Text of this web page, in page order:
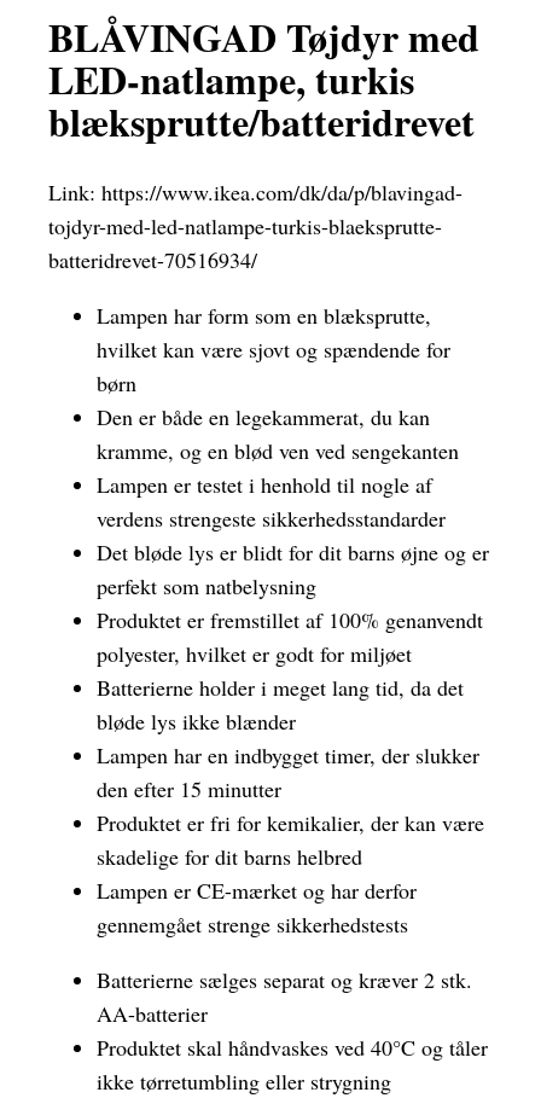
BLÅVINGAD Tøjdyr med
LED-natlampe, turkis
blæksprutte/batteridrevet
Link: https://www.ikea.com/dk/da/p/blavingad-
tojdyr-med-led-natlampe-turkis-blaeksprutte-
batteridrevet-70516934/
Lampen har form som en blæksprutte,
hvilket kan være sjovt og spændende for
børn
Den er både en legekammerat, du kan
kramme, og en blød ven ved sengekanten
Lampen er testet i henhold til nogle af
verdens strengeste sikkerhedsstandarder
Det bløde lys er blidt for dit barns øjne og er
perfekt som natbelysning
Produktet er fremstillet af 100% genanvendt
polyester, hvilket er godt for miljøet
Batterierne holder i meget lang tid, da det
bløde lys ikke blænder
Lampen har en indbygget timer, der slukker
den efter 15 minutter
Produktet er fri for kemikalier, der kan være
skadelige for dit barns helbred
Lampen er CE-mærket og har derfor
gennemgået strenge sikkerhedstests
Batterierne sælges separat og kræver 2 stk.
AA-batterier
Produktet skal håndvaskes ved 40°C og tåler
ikke tørretumbling eller strygning